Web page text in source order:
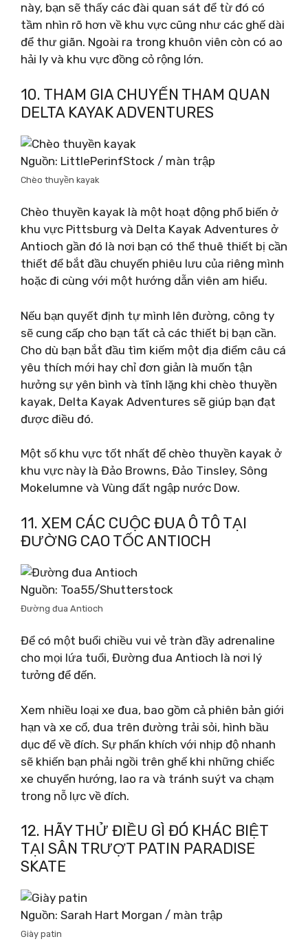
này, bạn sẽ thấy các đài quan sát để từ đó có
tầm nhìn rõ hơn về khu vực cũng như các ghế dài
để thư giãn. Ngoài ra trong khuôn viên còn có ao
hải ly và khu vực đồng cỏ rộng lớn.
10. THAM GIA CHUYẾN THAM QUAN
DELTA KAYAK ADVENTURES
Nguồn: LittlePerinfStock / màn trập
Chèo thuyền kayak
Chèo thuyền kayak là một hoạt động phổ biến ở
khu vực Pittsburg và Delta Kayak Adventures ở
Antioch gần đó là nơi bạn có thể thuê thiết bị cần
thiết để bắt đầu chuyến phiêu lưu của riêng mình
hoặc đi cùng với một hướng dẫn viên am hiểu.
Nếu bạn quyết định tự mình lên đường, công ty
sẽ cung cấp cho bạn tất cả các thiết bị bạn cần.
Cho dù bạn bắt đầu tìm kiếm một địa điểm câu cá
yêu thích mới hay chỉ đơn giản là muốn tận
hưởng sự yên bình và tĩnh lặng khi chèo thuyền
kayak, Delta Kayak Adventures sẽ giúp bạn đạt
được điều đó.
Một số khu vực tốt nhất để chèo thuyền kayak ở
khu vực này là Đảo Browns, Đảo Tinsley, Sông
Mokelumne và Vùng đất ngập nước Dow.
11. XEM CÁC CUỘC ĐUA Ô TÔ TẠI
ĐƯỜNG CAO TỐC ANTIOCH
Nguồn: Toa55/Shutterstock
Đường đua Antioch
Để có một buổi chiều vui vẻ tràn đầy adrenaline
cho mọi lứa tuổi, Đường đua Antioch là nơi lý
tưởng để đến.
Xem nhiều loại xe đua, bao gồm cả phiên bản giới
hạn và xe cổ, đua trên đường trải sỏi, hình bầu
dục để về đích. Sự phấn khích với nhịp độ nhanh
sẽ khiến bạn phải ngồi trên ghế khi những chiếc
xe chuyển hướng, lao ra và tránh suýt va chạm
trong nỗ lực về đích.
12. HÃY THỬ ĐIỀU GÌ ĐÓ KHÁC BIỆT
TẠI SÂN TRƯỢT PATIN PARADISE
SKATE
Nguồn: Sarah Hart Morgan / màn trập
Giày patin